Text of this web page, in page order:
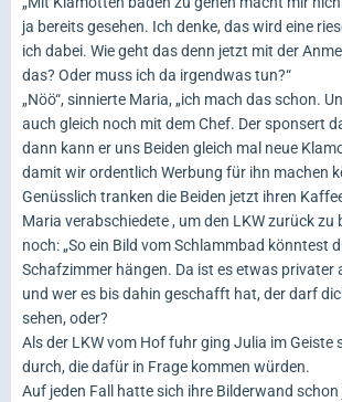
ja bereits gesehen. Ich denke, das wird eine
ich dabei. Wie geht das denn jetzt mit der
das? Oder muss ich da irgendwas tun?“
„Nöö“, sinnierte Maria, „ich mach das schon.
auch gleich noch mit dem Chef. Der sponsert
dann kann er uns Beiden gleich mal neue
damit wir ordentlich Werbung für ihn machen
Genüsslich tranken die Beiden jetzt ihren
Maria verabschiedete , um den LKW zurück zu
noch: „So ein Bild vom Schlammbad könntest
Schafzimmer hängen. Da ist es etwas privater
und wer es bis dahin geschafft hat, der darf
sehen, oder?
Als der LKW vom Hof fuhr ging Julia im Geiste
durch, die dafür in Frage kommen würden.
Auf jeden Fall hatte sich ihre Bilderwand